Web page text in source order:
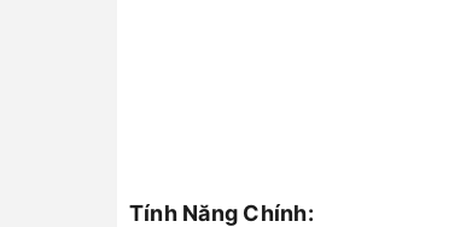
Tính Năng Chính: